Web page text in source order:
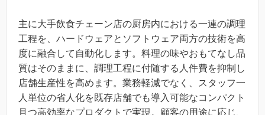
主に大手飲食チェーン店の厨房内における一連の調理
工程を、ハードウェアとソフトウェア両方の技術を高
度に融合して自動化します。料理の味やおもてなし品
質はそのままに、調理工程に付随する人件費を抑制し
店舗生産性を高めます。業務軽減でなく、スタッフ一
人単位の省人化を既存店舗でも導入可能なコンパクト
且つ高効率なプロダクトで実現。顧客の用途に応じ、